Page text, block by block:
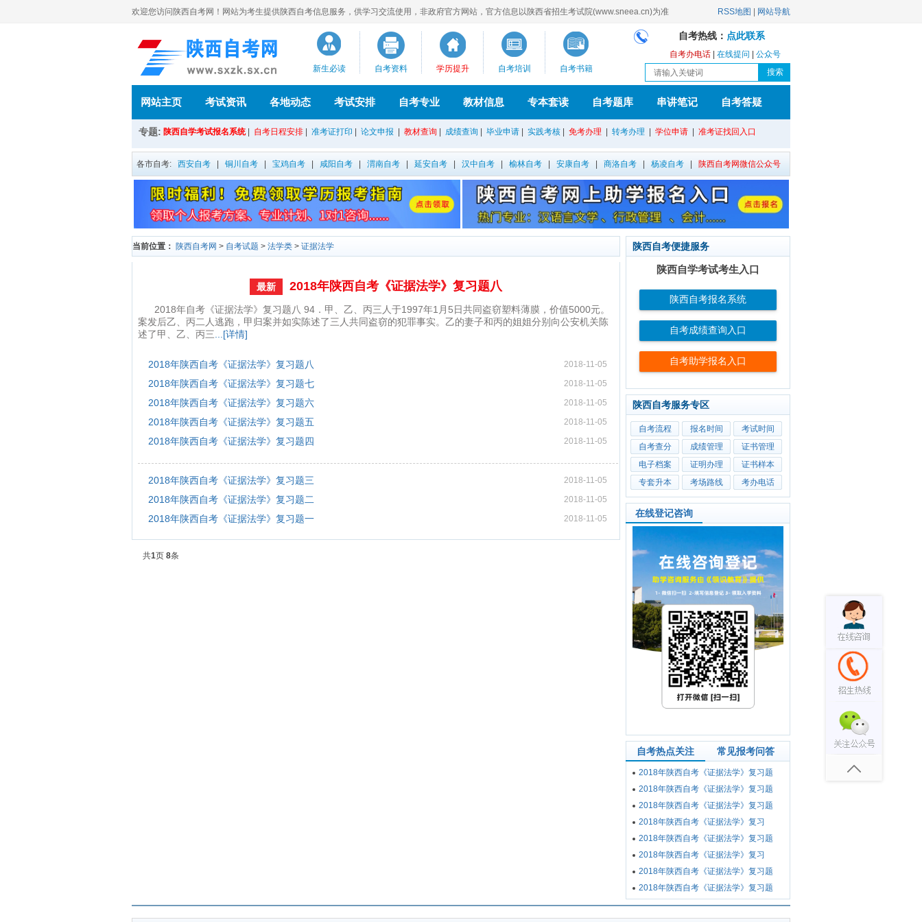
欢迎您访问陕西自考网！网站为考生提供陕西自考信息服务，供学习交流使用，非政府官方网站，官方信息以陕西省招生考试院(www.sneea.cn)为准 RSS地图 网站导航
新生必读 自考资料 学历提升 自考培训 自考书籍
自考热线： 点此联系
自考办电话 在线提问 公众号
网站主页 考试资讯 各地动态 考试安排 自考专业 教材信息 专本套读 自考题库 串讲笔记 自考答疑
专题: 陕西自学考试报名系统 自考日程安排 准考证打印 论文申报 教材查询 成绩查询 毕业申请 实践考核 免考办理 转考办理 学位申请 准考证找回入口
各市自考: 西安自考 铜川自考 宝鸡自考 咸阳自考 渭南自考 延安自考 汉中自考 榆林自考 安康自考 商洛自考 杨凌自考 陕西自考网微信公众号
当前位置： 陕西自考网 > 自考试题 > 法学类 > 证据法学
最新 2018年陕西自考《证据法学》复习题八
2018年自考《证据法学》复习题八 94．甲、乙、丙三人于1997年1月5日共同盗窃塑料薄膜，价值5000元。
案发后乙、丙二人逃跑，甲归案并如实陈述了三人共同盗窃的犯罪事实。乙的妻子和丙的姐姐分别向公安机关陈
述了甲、乙、丙三 ...[详情]
2018年陕西自考《证据法学》复习题八 2018-11-05
2018年陕西自考《证据法学》复习题​七 2018-11-05
​2018年陕西自考《证据法学》复习题六 2018-11-05
2018年陕西自考《证据法学》复习题五 2018-11-05
​2018年陕西自考《证据法学》复习题四 2018-11-05
2018年陕西自考《证据法学》复习题三 2018-11-05
2018年陕西自考《证据法学》复习题二 2018-11-05
2018年陕西自考《证据法学》复习题一 2018-11-05
共1页 8条
陕西自考便捷服务
陕西自学考试考生入口
陕西自考报名系统
自考成绩查询入口
自考助学报名入口
陕西自考服务专区
自考流程 报名时间
考试时间
自考查分
成绩管理
证书管理
电子档案
证明办理
证书样本
专套升本
考场路线 考办电话
在线登记咨询
自考热点关注 常见报考问答
2018年陕西自考《证据法学》复习题
2018年陕西自考《证据法学》复习题
2018年陕西自考《证据法学》复习题
​2018年陕西自考《证据法学》复习
2018年陕西自考《证据法学》复习题
​2018年陕西自考《证据法学》复习
2018年陕西自考《证据法学》复习题
2018年陕西自考《证据法学》复习题